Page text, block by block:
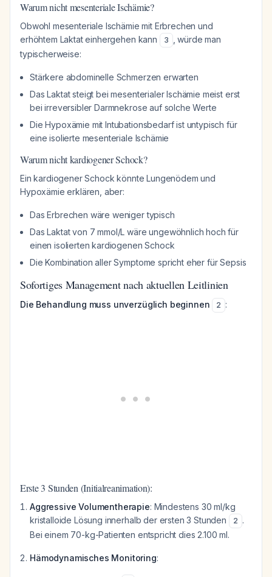
Warum nicht mesenteriale Ischämie?
Obwohl mesenteriale Ischämie mit Erbrechen und
erhöhtem Laktat einhergehen kann
3
, würde man
typischerweise:
Stärkere abdominelle Schmerzen erwarten
Das Laktat steigt bei mesenterialer Ischämie meist erst
bei irreversibler Darmnekrose auf solche Werte
Die Hypoxämie mit Intubationsbedarf ist untypisch für
eine isolierte mesenteriale Ischämie
Warum nicht kardiogener Schock?
Ein kardiogener Schock könnte Lungenödem und
Hypoxämie erklären, aber:
Das Erbrechen wäre weniger typisch
Das Laktat von 7 mmol/L wäre ungewöhnlich hoch für
einen isolierten kardiogenen Schock
Die Kombination aller Symptome spricht eher für Sepsis
Sofortiges Management nach aktuellen Leitlinien
Die Behandlung muss unverzüglich beginnen 2 :
Erste 3 Stunden (Initialreanimation):
Aggressive Volumentherapie: Mindestens 30 ml/kg
kristalloide Lösung innerhalb der ersten 3 Stunden
2 .
Bei einem 70-kg-Patienten entspricht dies 2.100 ml.
Hämodynamisches Monitoring: